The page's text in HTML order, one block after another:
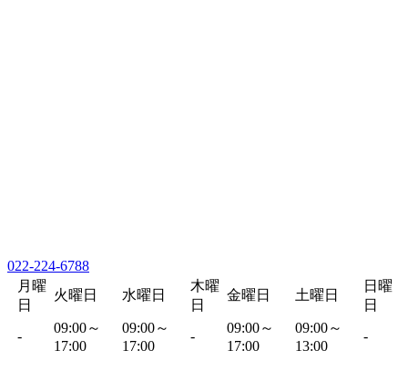
022-224-6788
月曜
日
火曜日 水曜日
木曜
日
金曜日 土曜日
日曜
日
-
09:00～
17:00
09:00～
17:00
-
09:00～
17:00
09:00～
13:00
-